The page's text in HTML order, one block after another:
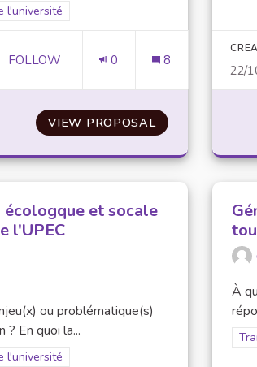
écologique de l'université
l'université
27 FOLLOWERS
FOLLOW
CRÉATION D'UN RÉSEAU DE VÉLO
0 8
VIEW PROPOSALCRÉATION
22/
et socale
l'UPEC
ou problématique(s)
En quoi la...
écologique de l'université
l'université
À